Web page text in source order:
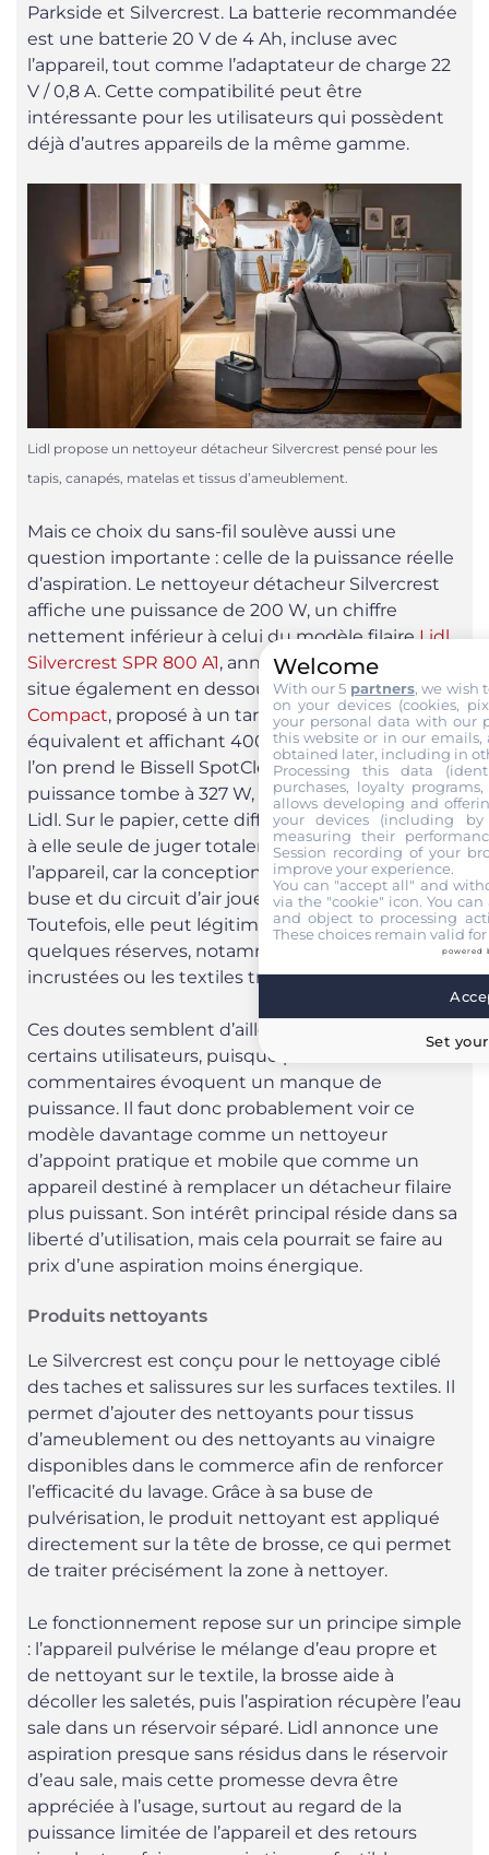
Parkside et Silvercrest. La batterie recommandée
est une batterie 20 V de 4 Ah, incluse avec
l’appareil, tout comme l’adaptateur de charge 22
V / 0,8 A. Cette compatibilité peut être
intéressante pour les utilisateurs qui possèdent
déjà d’autres appareils de la même gamme.
Lidl propose un nettoyeur détacheur Silvercrest pensé pour les
tapis, canapés, matelas et tissus d’ameublement.
Mais ce choix du sans-fil soulève aussi une
question importante : celle de la puissance réelle
d’aspiration. Le nettoyeur détacheur Silvercrest
affiche une puissance de 200 W, un chiffre
nettement inférieur à celui du modèle filaireLidl
Silvercrest SPR 800 A1, annoncé à 800 W. Il se
situe également en dessous du Rowenta Clean It
Compact, proposé à un tarif sensiblement
équivalent et affichant 400 W mais filaire. Et si
l’on prend le Bissell SpotClean Mini Cordless, la
puissance tombe à 327 W, elle reste supérieur au
Lidl. Sur le papier, cette différence ne permet pas
à elle seule de juger totalement l’efficacité de
l’appareil, car la conception de l’aspiration, de la
buse et du circuit d’air joue aussi un rôle.
Toutefois, elle peut légitimement susciter
quelques réserves, notamment pour les taches
incrustées ou les textiles très humides.
Ces doutes semblent d’ailleurs partagés par
certains utilisateurs, puisque plusieurs
commentaires évoquent un manque de
puissance. Il faut donc probablement voir ce
modèle davantage comme un nettoyeur
d’appoint pratique et mobile que comme un
appareil destiné à remplacer un détacheur filaire
plus puissant. Son intérêt principal réside dans sa
liberté d’utilisation, mais cela pourrait se faire au
prix d’une aspiration moins énergique.
Produits nettoyants
Le Silvercrest est conçu pour le nettoyage ciblé
des taches et salissures sur les surfaces textiles. Il
permet d’ajouter des nettoyants pour tissus
d’ameublement ou des nettoyants au vinaigre
disponibles dans le commerce afin de renforcer
l’efficacité du lavage. Grâce à sa buse de
pulvérisation, le produit nettoyant est appliqué
directement sur la tête de brosse, ce qui permet
de traiter précisément la zone à nettoyer.
Le fonctionnement repose sur un principe simple
: l’appareil pulvérise le mélange d’eau propre et
de nettoyant sur le textile, la brosse aide à
décoller les saletés, puis l’aspiration récupère l’eau
sale dans un réservoir séparé. Lidl annonce une
aspiration presque sans résidus dans le réservoir
d’eau sale, mais cette promesse devra être
appréciée à l’usage, surtout au regard de la
puissance limitée de l’appareil et des retours
Welcome
With our 5 partners, we wish
on your devices (cookies,
your personal data with our
this website or in our emails,
obtained later, including in
Processing this data
purchases, loyalty
allows developing and
your devices (including
measuring their
Session recording of your
improve your experience.
You can "accept all" and
via the "cookie" icon. You
and object to processing
These choices remain valid
powered
Set